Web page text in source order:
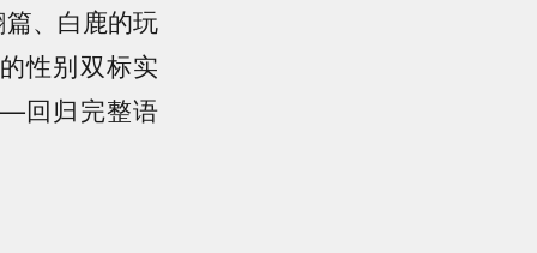
、白鹿的玩
性别双标实
回归完整语